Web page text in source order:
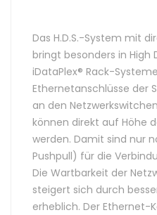
Das H.D.S.-System mit
bringt besonders in High
iDataPlex® Rack-
Ethernetanschlüsse der
an den
können direkt auf Höhe
werden. Damit sind nur
Pushpull) für die
Die Wartbarkeit der
steigert sich durch
erheblich. Der Ethernet-